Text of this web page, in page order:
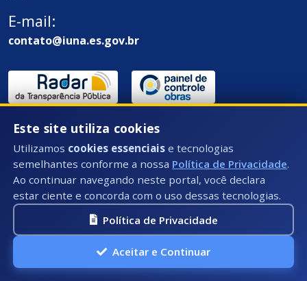
E-mail:
contato@iuna.es.gov.br
Endereço / Ouvidoria:
Rua Des. Epaminondas Amaral - 58 - Centro, Iúna - ES,
Este site utiliza cookies
Utilizamos cookies essenciais e tecnologias
semelhantes conforme a nossa Política de Privacidade.
Ao continuar navegando neste portal, você declara
estar ciente e concorda com o uso dessas tecnologias.
Política de Privacidade
Aceitar e Continuar